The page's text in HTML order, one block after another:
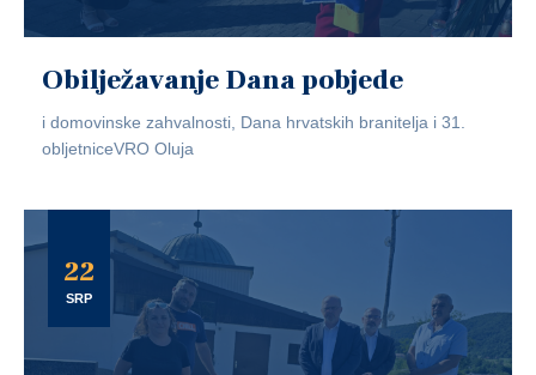
Obilježavanje Dana pobjede
i domovinske zahvalnosti, Dana hrvatskih branitelja i 31.
obljetniceVRO Oluja
22
SRP